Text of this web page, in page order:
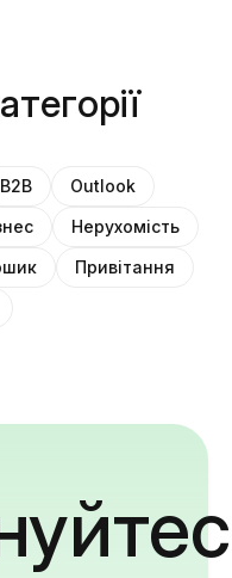
B2B
Outlook
Нерухомість
Привітання